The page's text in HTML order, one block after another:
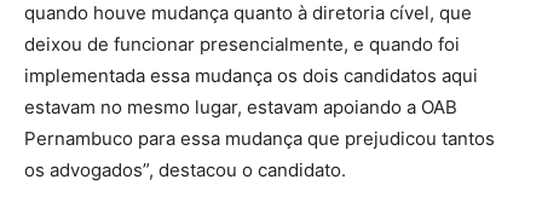
quando houve mudança quanto à diretoria cível, que
deixou de funcionar presencialmente, e quando foi
implementada essa mudança os dois candidatos aqui
estavam no mesmo lugar, estavam apoiando a OAB
Pernambuco para essa mudança que prejudicou tantos
os advogados”, destacou o candidato.